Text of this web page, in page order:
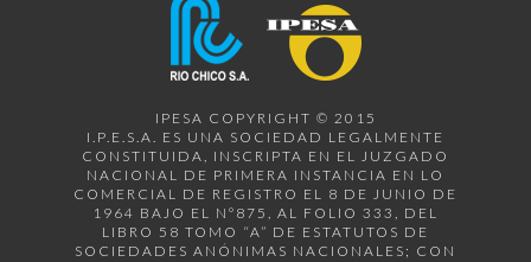
IPESA COPYRIGHT © 2015
I.P.E.S.A. ES UNA SOCIEDAD LEGALMENTE
CONSTITUIDA, INSCRIPTA EN EL JUZGADO
NACIONAL DE PRIMERA INSTANCIA EN LO
COMERCIAL DE REGISTRO EL 8 DE JUNIO DE
1964 BAJO EL N°875, AL FOLIO 333, DEL
LIBRO 58 TOMO “A” DE ESTATUTOS DE
SOCIEDADES ANÓNIMAS NACIONALES; CON